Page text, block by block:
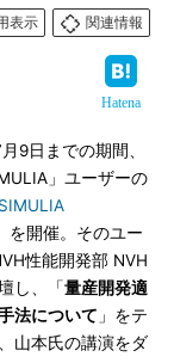
表示
関連情報
Hatena
9日までの期間、
」ユーザーの
SIMULIA
」を開催。そのユー
性能開発部 NVH
し、「量産開発適
法について 」をテ
山本氏の講演をダ